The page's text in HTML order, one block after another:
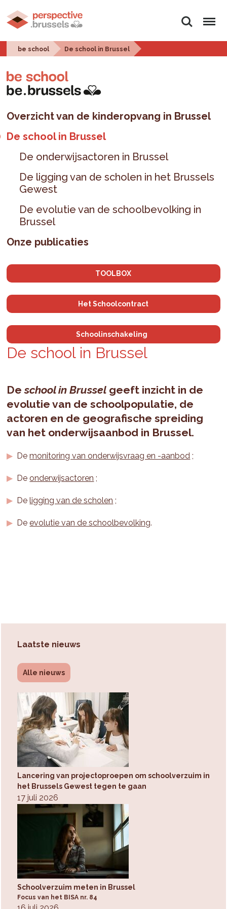
Zoeken Menu
be school De school in Brussel
Overzicht van de kinderopvang in Brussel
De school in Brussel
De onderwijsactoren in Brussel
De ligging van de scholen in het Brussels
Gewest
De evolutie van de schoolbevolking in
Brussel
Onze publicaties
TOOLBOX
Het Schoolcontract
Schoolinschakeling
De school in Brussel
Deschool in Brussel geeft inzicht in de
evolutie van de schoolpopulatie, de
actoren en de geografische spreiding
van het onderwijsaanbod in Brussel.
Demonitoring van onderwijsvraag en -aanbod ;
Deonderwijsactoren ;
Deligging van de scholen ;
Deevolutie van de schoolbevolking.
Laatste nieuws
Alle nieuws
Lancering van projectoproepen om schoolverzuim in
het Brussels Gewest tegen te gaan
17 juli 2026
Schoolverzuim meten in Brussel
Focus van het BISA nr. 84